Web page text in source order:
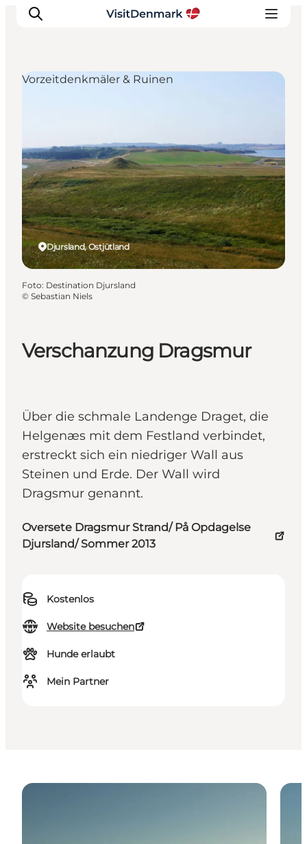
Erlebnisse
Unterkünfte
Reiseplanung
Verschanzung Dragsmur
Über die schmale Landenge Draget, die
Helgenæs mit dem Festland verbindet,
erstreckt sich ein niedriger Wall aus
Steinen und Erde. Der Wall wird
Dragsmur genannt.
Oversete Dragsmur Strand/ På Opdagelse
Djursland/ Sommer 2013
Kostenlos
Website besuchen
Hunde erlaubt
Mein Partner
Djursland, Ostjütland
Vorzeitdenkmäler & Ruinen
Foto: Destination Djursland
© Sebastian Niels